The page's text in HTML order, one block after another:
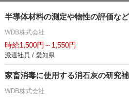
半導体材料の測定や物性の評価な
WDB株式会社
時給1,500円～1,550円
派遣社員 / 愛知県
家畜消毒に使用する消石灰の研究
WDB株式会社